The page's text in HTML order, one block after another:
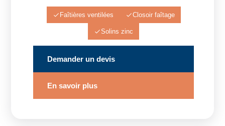
Faîtières ventilées Closoir faîtage
Solins zinc
Demander un devis
En savoir plus